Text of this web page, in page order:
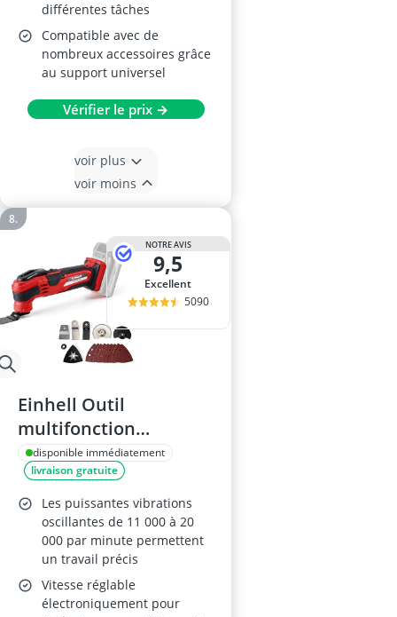
différentes tâches
Compatible avec de
nombreux accessoires grâce
au support universel
Vérifier le prix →
voir plus
voir moins
NOTRE AVIS
9,5
Excellent
5090
Einhell Outil
multifonction
VARRITO 18V
disponible immédiatement
livraison gratuite
Les puissantes vibrations
oscillantes de 11 000 à 20
000 par minute permettent
un travail précis
Vitesse réglable
électroniquement pour